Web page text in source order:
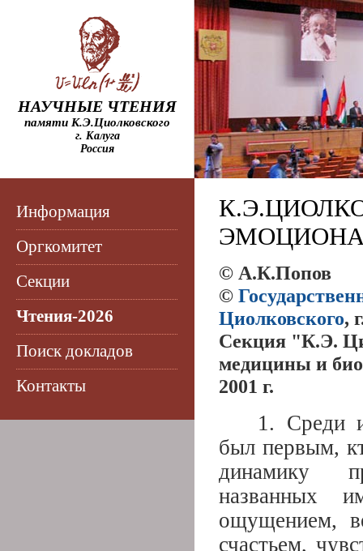
НАУЧНЫЕ ЧТЕНИЯ
памяти К.Э.Циолковского
г. Калуга
Россия
Информация
Оргкомитет
Секции
Чтения-2026
Поиск докладов
Контакты
© А.К.Попов
©
Циолковского,
Секция "К.Э.
медицины и
2001 г.
1. Среди
был первым,
динамику
названных
ощущением,
счастьем,